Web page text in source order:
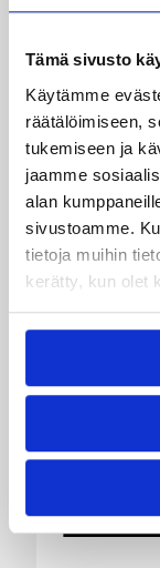
Tämä sivusto
Käytämme
räätälöimiseen,
tukemiseen ja
jaamme
alan
sivustoamme.
tietoja muihin
kerätty, kun olet
Katso
3×3
-